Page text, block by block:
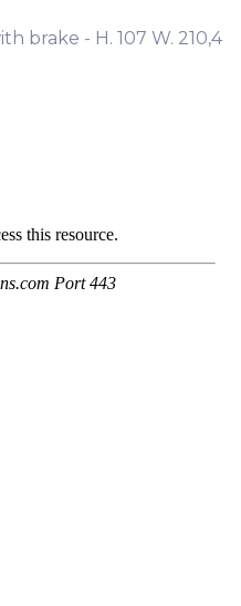
brake - H. 107 W. 210,4